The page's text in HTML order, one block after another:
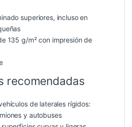
superiores, incluso en
135 g/m² con impresión de
recomendadas
de laterales rígidos:
y autobuses